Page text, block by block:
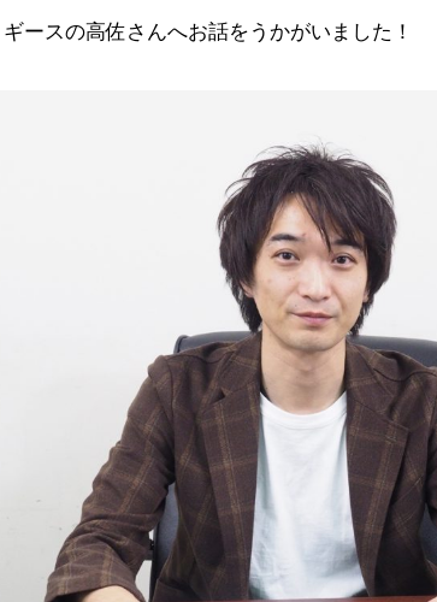
ースの高佐さんへお話をうかがいました！